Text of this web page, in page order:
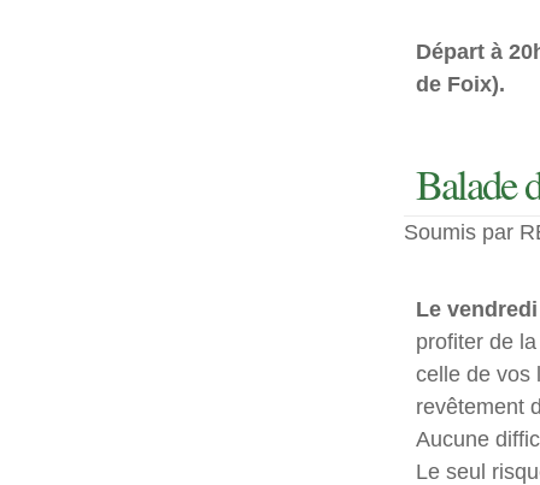
Départ à
de Foix).
Balade
Soumis par
Le
profiter de
celle de vos
revêtement
Aucune
Le seul